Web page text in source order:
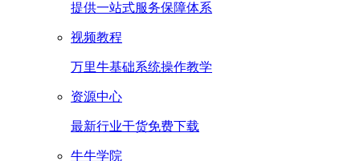
提供一站式服务保障体系
视频教程
万里牛基础系统操作教学
资源中心
最新行业干货免费下载
牛牛学院